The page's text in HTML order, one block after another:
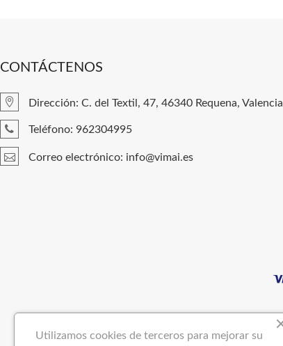
CONTÁCTENOS
Dirección: C. del Textil, 47, 46340 Requena, Valencia
Teléfono: 962304995
Correo electrónico: info@vimai.es
Utilizamos cookies de terceros para mejorar su